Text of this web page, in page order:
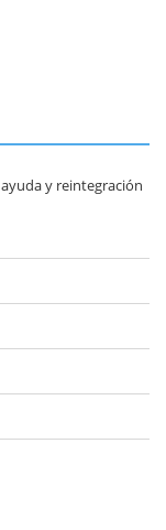
y reintegración